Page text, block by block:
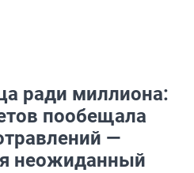
ради миллиона:
пообещала
—
неожиданный